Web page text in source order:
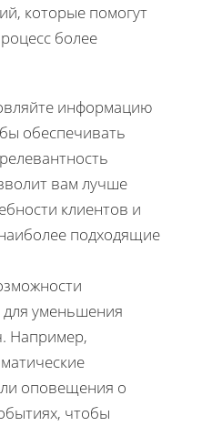
которые помогут
более
информацию
обеспечивать
вам лучше
клиентов и
подходящие
уменьшения
Например,
оповещения о
чтобы